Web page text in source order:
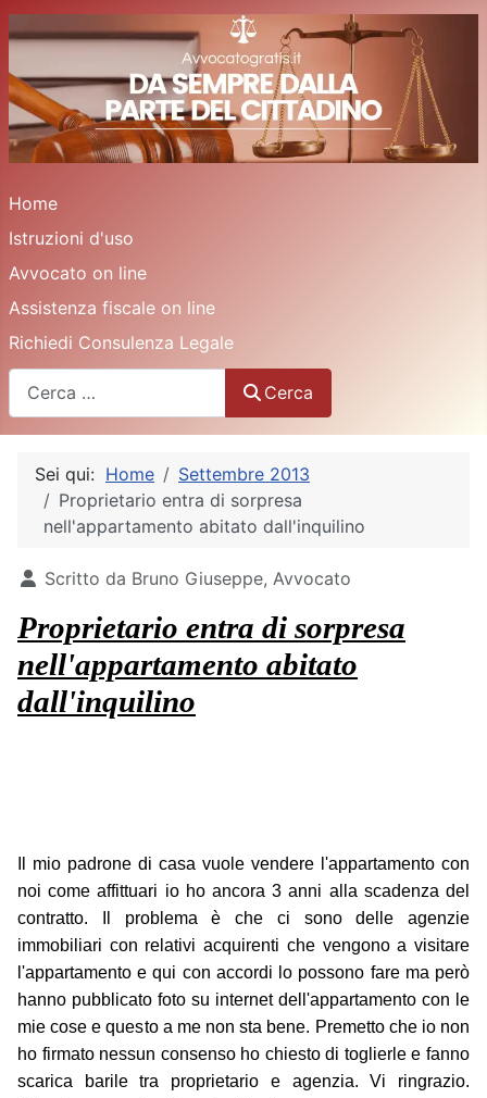
Home
Istruzioni d'uso
Avvocato on line
Assistenza fiscale on line
Richiedi Consulenza Legale
Cerca
Sei qui: Home
Settembre 2013
Proprietario entra di sorpresa
nell'appartamento abitato dall'inquilino
Dettagli
Scritto da Bruno Giuseppe, Avvocato
Proprietario entra di sorpresa
nell'appartamento abitato
dall'inquilino
Il mio padrone di casa vuole vendere l'appartamento con
noi come affittuari io ho ancora 3 anni alla scadenza del
contratto. Il problema è che ci sono delle agenzie
immobiliari con relativi acquirenti che vengono a visitare
l'appartamento e qui con accordi lo possono fare ma però
hanno pubblicato foto su internet dell'appartamento con le
mie cose e questo a me non sta bene. Premetto che io non
ho firmato nessun consenso ho chiesto di toglierle e fanno
scarica barile tra proprietario e agenzia. Vi ringrazio.